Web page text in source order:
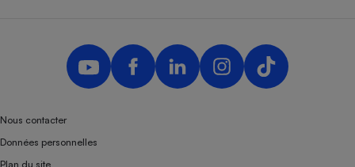
Nous contacter
Données personnelles
Plan du site